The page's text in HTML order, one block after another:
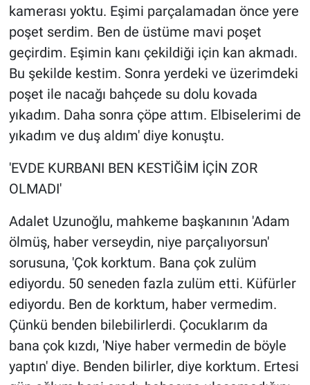
kamerası yoktu. Eşimi parçalamadan önce yere
poşet serdim. Ben de üstüme mavi poşet
geçirdim. Eşimin kanı çekildiği için kan akmadı.
Bu şekilde kestim. Sonra yerdeki ve üzerimdeki
poşet ile nacağı bahçede su dolu kovada
yıkadım. Daha sonra çöpe attım. Elbiselerimi de
yıkadım ve duş aldım' diye konuştu.
'EVDE KURBANI BEN KESTİĞİM İÇİN ZOR
OLMADI'
Adalet Uzunoğlu, mahkeme başkanının 'Adam
ölmüş, haber verseydin, niye parçalıyorsun'
sorusuna, 'Çok korktum. Bana çok zulüm
ediyordu. 50 seneden fazla zulüm etti. Küfürler
ediyordu. Ben de korktum, haber vermedim.
Çünkü benden bilebilirlerdi. Çocuklarım da
bana çok kızdı, 'Niye haber vermedin de böyle
yaptın' diye. Benden bilirler, diye korktum. Ertesi